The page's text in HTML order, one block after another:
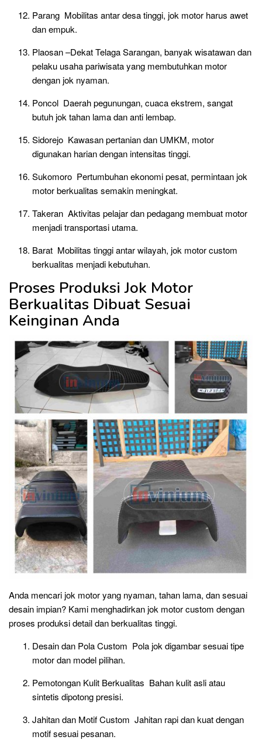
Parang Mobilitas antar desa tinggi, jok motor harus awet
dan empuk.
Plaosan –Dekat Telaga Sarangan, banyak wisatawan dan
pelaku usaha pariwisata yang membutuhkan motor
dengan jok nyaman.
Poncol Daerah pegunungan, cuaca ekstrem, sangat
butuh jok tahan lama dan anti lembap.
Sidorejo Kawasan pertanian dan UMKM, motor
digunakan harian dengan intensitas tinggi.
Sukomoro Pertumbuhan ekonomi pesat, permintaan jok
motor berkualitas semakin meningkat.
Takeran Aktivitas pelajar dan pedagang membuat motor
menjadi transportasi utama.
Barat Mobilitas tinggi antar wilayah, jok motor custom
berkualitas menjadi kebutuhan.
Proses Produksi Jok Motor
Berkualitas Dibuat Sesuai
Keinginan Anda
Anda mencari jok motor yang nyaman, tahan lama, dan sesuai
desain impian? Kami menghadirkan jok motor custom dengan
proses produksi detail dan berkualitas tinggi.
Desain dan Pola Custom Pola jok digambar sesuai tipe
motor dan model pilihan.
Pemotongan Kulit Berkualitas Bahan kulit asli atau
sintetis dipotong presisi.
Jahitan dan Motif Custom Jahitan rapi dan kuat dengan
motif sesuai pesanan.